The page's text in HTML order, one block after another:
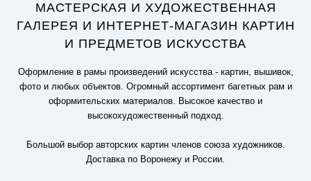
МАСТЕРСКАЯ И ХУДОЖЕСТВЕННАЯ
ГАЛЕРЕЯ И ИНТЕРНЕТ-МАГАЗИН КАРТИН
И ПРЕДМЕТОВ ИСКУССТВА
Оформление в рамы произведений искусства - картин, вышивок,
фото и любых объектов. Огромный ассортимент багетных рам и
оформительских материалов. Высокое качество и
высокохудожественный подход.
Большой выбор авторских картин членов союза художников.
Доставка по Воронежу и России.